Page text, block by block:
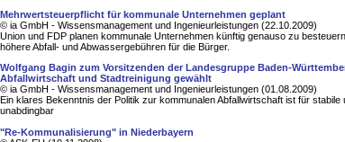
Mehrwertsteuerpflicht für kommunale Unternehmen geplant
© ia GmbH - Wissensmanagement und Ingenieurleistungen (22.10.2009)
Union und FDP planen kommunale Unternehmen künftig genauso zu
höhere Abfall- und Abwassergebühren für die Bürger.
Wolfgang Bagin zum Vorsitzenden der Landesgruppe Baden-
Abfallwirtschaft und Stadtreinigung gewählt
© ia GmbH - Wissensmanagement und Ingenieurleistungen (01.08.2009)
Ein klares Bekenntnis der Politik zur kommunalen Abfallwirtschaft ist für stabile
unabdingbar
"Re-Kommunalisierung" in Niederbayern